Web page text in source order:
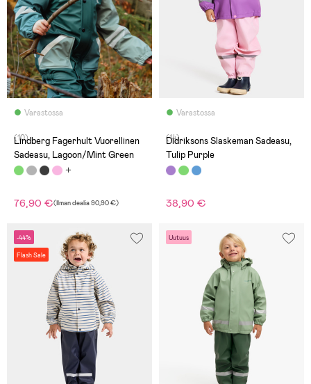
Varastossa
(10)
Lindberg Fagerhult Vuorellinen
Sadeasu, Lagoon/Mint Green
76,90 €(Ilman dealia90,90 €)
Varastossa
(14)
Didriksons Slaskeman Sadeasu,
Tulip Purple
38,90 €
-44%
Flash Sale
Uutuus